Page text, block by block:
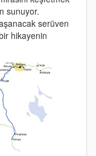
sunuyor.
serüven
hikayenin